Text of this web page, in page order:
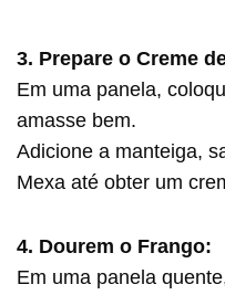
3. Prepare o Creme
Em uma panela,
amasse bem.
Adicione a manteiga,
Mexa até obter um
4. Dourem o Frango:
Em uma panela